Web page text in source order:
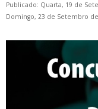
Publicado: Quarta, 19 de
Domingo, 23 de Setembro